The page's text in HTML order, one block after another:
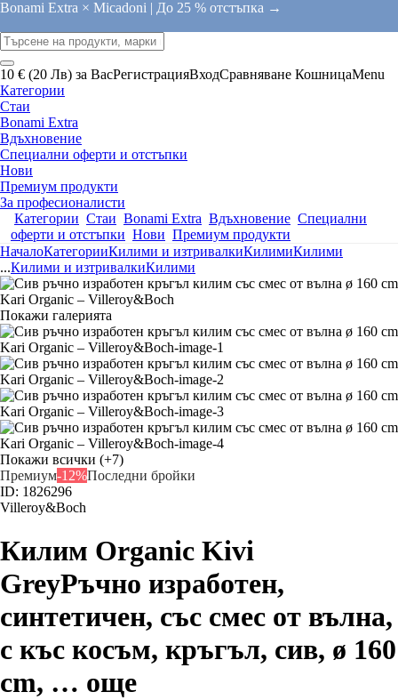
Bonami Extra × Micadoni | До 25 % отстъпка →
10 € (20 Лв) за ВасРегистрацияВходСравняване КошницаMenu
Категории
Стаи
Bonami Extra
Вдъхновение
Специални оферти и отстъпки
Нови
Премиум продукти
За професионалисти
Категории Стаи Bonami Extra Вдъхновение Специални
оферти и отстъпки Нови Премиум продукти
НачалоКатегорииКилими и изтривалкиКилимиКилими
...Килими и изтривалкиКилими
Покажи галерията
Покажи всички (+7)
Премиум-12%Последни бройки
ID: 1826296
Villeroy&Boch
Килим Organic Kivi
GreyРъчно изработен,
синтетичен, със смес от вълна,
с къс косъм, кръгъл, сив, ø 160
cm, … още